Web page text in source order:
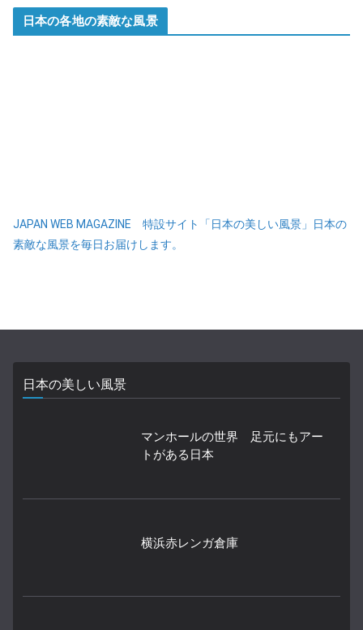
日本の各地の素敵な風景
JAPAN WEB MAGAZINE 特設サイト「日本の美しい風景」日本の
素敵な風景を毎日お届けします。
日本の美しい風景
マンホールの世界 足元にもアー
トがある日本
横浜赤レンガ倉庫